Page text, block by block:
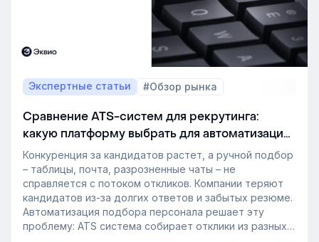
Экспертные статьи #Обзор рынка
Сравнение ATS-систем для рекрутинга:
какую платформу выбрать для автоматизации
подбора персонала
Конкуренция за кандидатов растет, а ручной подбор
– таблицы, почта, разрозненные чаты – не
справляется с потоком откликов. Компании теряют
кандидатов из-за долгих ответов и забытых резюме.
Автоматизация подбора персонала решает эту
проблему: ATS система собирает отклики из разных